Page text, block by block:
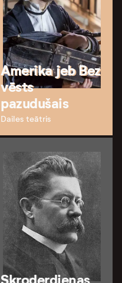
Amerika jeb Bez
vēsts
pazudušais
Dailes teātris